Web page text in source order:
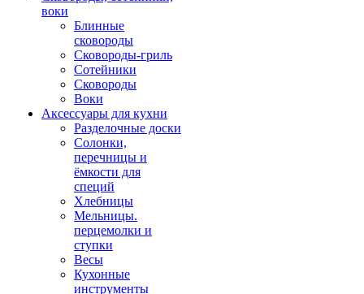
воки
Блинные
сковороды
Сковороды-гриль
Сотейники
Сковороды
Воки
Аксессуары для кухни
Разделочные доски
Солонки,
перечницы и
ёмкости для
специй
Хлебницы
Мельницы.
перцемолки и
ступки
Весы
Кухонные
инструменты